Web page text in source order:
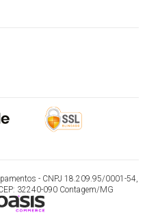
- CNPJ 18.209.95/0001-54,
32240-090 Contagem/MG